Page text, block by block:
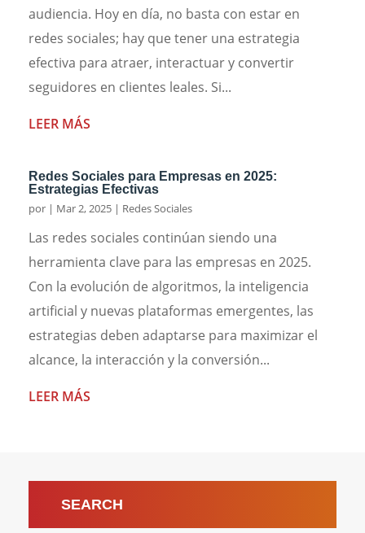
audiencia. Hoy en día, no basta con estar en
redes sociales; hay que tener una estrategia
efectiva para atraer, interactuar y convertir
seguidores en clientes leales. Si...
LEER MÁS
Redes Sociales para Empresas en 2025:
Estrategias Efectivas
por | Mar 2, 2025 | Redes Sociales
Las redes sociales continúan siendo una
herramienta clave para las empresas en 2025.
Con la evolución de algoritmos, la inteligencia
artificial y nuevas plataformas emergentes, las
estrategias deben adaptarse para maximizar el
alcance, la interacción y la conversión...
LEER MÁS
SEARCH